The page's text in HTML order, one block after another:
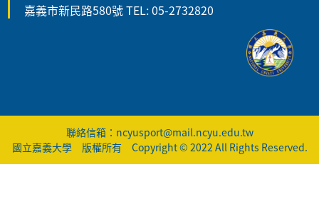
嘉義市新民路580號 TEL: 05-2732820
聯絡信箱：ncyusport@mail.ncyu.edu.tw
國立嘉義大學 版權所有 Copyright © 2022 All Rights Reserved.